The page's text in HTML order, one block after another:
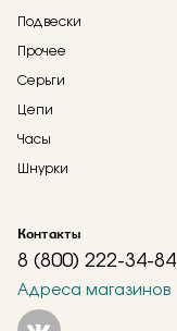
Подвески
Прочее
Серьги
Цепи
Часы
Шнурки
Контакты
8 (800) 222-34-84
Адреса магазинов